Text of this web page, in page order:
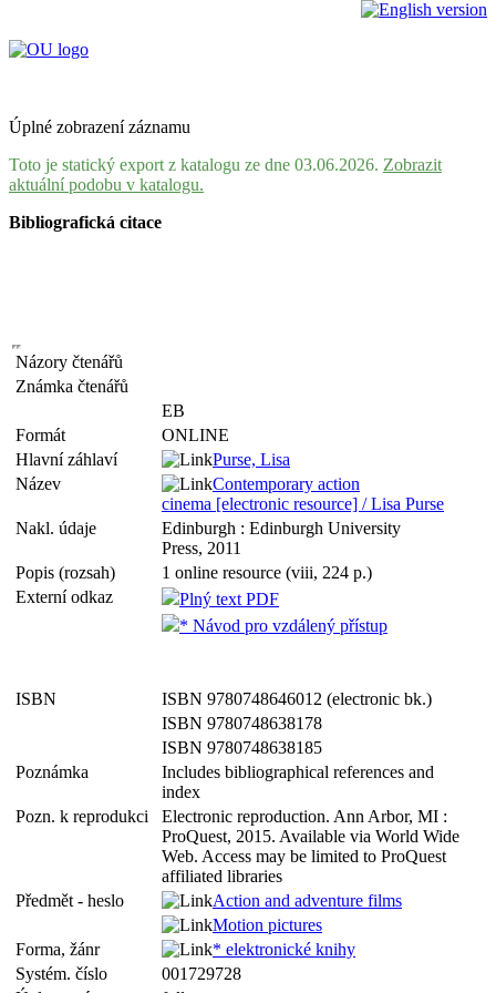
Úplné zobrazení záznamu
Toto je statický export z katalogu ze dne 03.06.2026. Zobrazit
aktuální podobu v katalogu.
Bibliografická citace
Názory čtenářů
Známka čtenářů
EB
Formát
ONLINE
Hlavní záhlaví
Purse, Lisa
Název
Contemporary action
cinema [electronic resource] / Lisa Purse
Nakl. údaje
Edinburgh : Edinburgh University
Press, 2011
Popis (rozsah)
1 online resource (viii, 224 p.)
Externí odkaz
Plný text PDF
* Návod pro vzdálený přístup
ISBN
ISBN 9780748646012 (electronic bk.)
ISBN 9780748638178
ISBN 9780748638185
Poznámka
Includes bibliographical references and
index
Pozn. k reprodukci
Electronic reproduction. Ann Arbor, MI :
ProQuest, 2015. Available via World Wide
Web. Access may be limited to ProQuest
affiliated libraries
Předmět - heslo
Action and adventure films
Motion pictures
Forma, žánr
* elektronické knihy
Systém. číslo
001729728